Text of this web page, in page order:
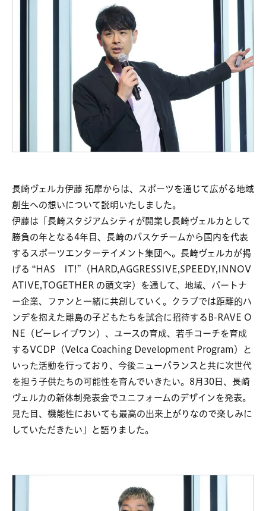
長崎ヴェルカ伊藤 拓摩からは、スポーツを通じて広がる地域
創生への想いについて説明いたしました。
伊藤は「長崎スタジアムシティが開業し長崎ヴェルカとして
勝負の年となる4年目、長崎のバスケチームから国内を代表
するスポーツエンターテイメント集団へ。長崎ヴェルカが掲
げる “HAS IT!”（HARD,AGGRESSIVE,SPEEDY,INNOV
ATIVE,TOGETHER の頭文字）を通して、地域、パートナ
ー企業、ファンと一緒に共創していく。クラブでは距離的ハ
ンデを抱えた離島の子どもたちを試合に招待するB-RAVE O
NE（ビーレイブワン）、ユースの育成、若手コーチを育成
するVCDP（Velca Coaching Development Program）と
いった活動を行っており、今後ニューバランスと共に次世代
を担う子供たちの可能性を育んでいきたい。8月30日、長崎
ヴェルカの新体制発表会でユニフォームのデザインを発表。
見た目、機能性においても最高の出来上がりなので楽しみに
していただきたい」と語りました。